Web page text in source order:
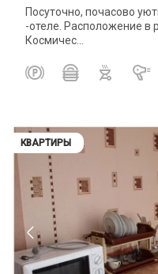
Посуточно, почасово
-отеле. Расположение в
Космичес...
КВАРТИРЫ